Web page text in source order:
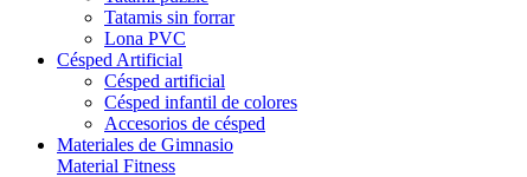
Tatamis sin forrar
Lona PVC
Césped Artificial
Césped artificial
Césped infantil de colores
Accesorios de césped
Materiales de Gimnasio
Material Fitness